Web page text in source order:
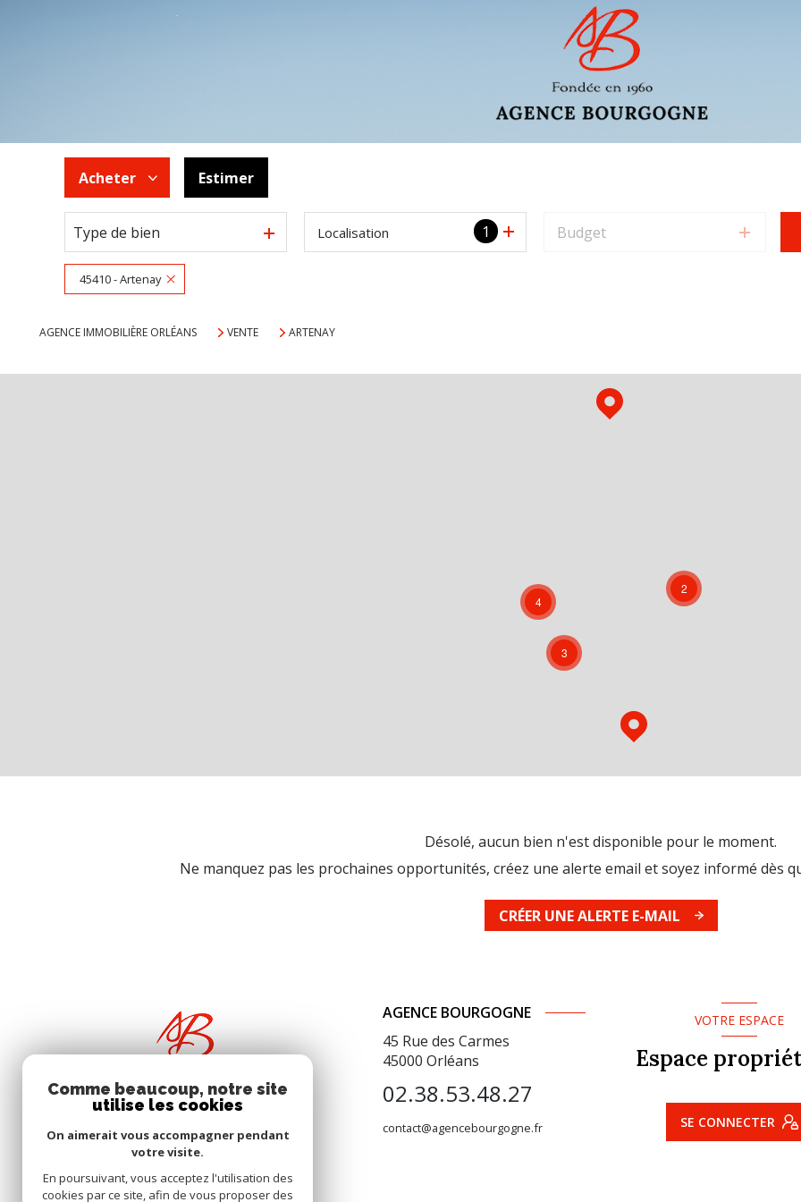
Acheter
De l'ancien
Estimer
Type de bien 1
Localisation Budget
45410 - Artenay
AGENCE IMMOBILIÈRE ORLÉANS VENTE ARTENAY
2
3
4
Désolé, aucun bien n'est disponible pour le moment.
Ne manquez pas les prochaines opportunités, créez une alerte email et soyez informé dès
CRÉER UNE ALERTE E-MAIL
AGENCE BOURGOGNE
45 Rue des Carmes
45000 Orléans
02.38.53.48.27
contact@agencebourgogne.fr
VOTRE ESPACE
Espace
SE CONNECTER
Comme beaucoup, notre site
utilise les cookies
On aimerait vous accompagner pendant
votre visite.
En poursuivant, vous acceptez l'utilisation des
cookies par ce site, afin de vous proposer des